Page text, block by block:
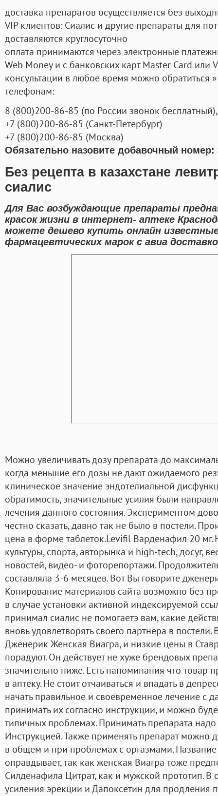
доставка препаратов осуществляется без
VIP клиентов: Сиалис и другие препараты для
доставляются круглосуточно
оплата принимаются через электронные
Web Money и с банковских карт Master Card или
консультации в любое время можно обратиться
телефонам:
8 (800)200-86-85 (по России звонок бесплатный),
+7 (800)200-86-85 (Санкт-Петербург)
+7 (800)200-86-85 (Москва)
Обязательно назовите добавочный номер:
Без рецепта в казахстане
сиалис
Для Вас возбуждающие препараты
красок жизни в интернет- аптеке
можете дешево купить онлайн
фармацевтических марок с авиа
Можно увеличивать дозу препарата до
когда меньшие его дозы не дают ожидаемого
клиническое значение эндотелиальной
обратимость, значительные усилия были
лечения данного состояния. Экспериментом
честно сказать, давно так не было в постели.
цена в форме таблеток.Levifil Варденафил 20 мг.
культуры, спорта, авторынка и high-tech, досуг,
новостей, видео- и фоторепортажи.
составляла 3-6 месяцев. Вот Вы говорите
Копирование материалов сайта возможно без
в случае установки активной индексируемой
принимал сиалис не помогаетэ вам, какие
вновь удовлетворять своего партнера в
Дженерик Женская Виагра, и низкие цены в
порадуют. Он действует не хуже брендовых
значительно ниже. Есть напоминания что товар
в аптеку. Не стоит отчаиваться и впадать в
начать правильное и своевременное лечение с
принимать их согласно инструкции, и можно
типичных проблемах. Принимать препарата надо
Инструкцией. Также применять препарат можно
в общем и при проблемах с оргазмами.
оправдывает, так как женская Виагра тоже
Силденафила Цитрат, как и мужской прототип. В
усиления эрекции и Дапоксетин для продления